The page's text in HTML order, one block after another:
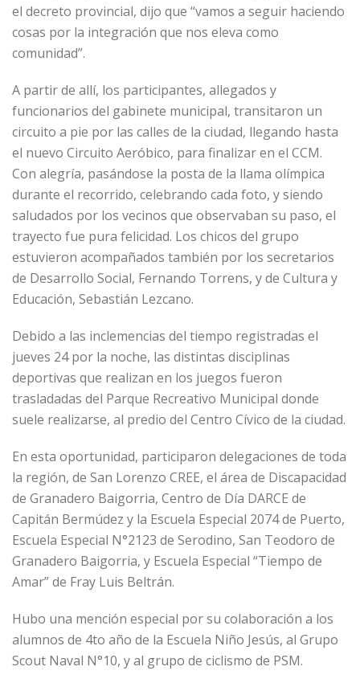
el decreto provincial, dijo que “vamos a seguir haciendo
cosas por la integración que nos eleva como
comunidad”.
A partir de allí, los participantes, allegados y
funcionarios del gabinete municipal, transitaron un
circuito a pie por las calles de la ciudad, llegando hasta
el nuevo Circuito Aeróbico, para finalizar en el CCM.
Con alegría, pasándose la posta de la llama olímpica
durante el recorrido, celebrando cada foto, y siendo
saludados por los vecinos que observaban su paso, el
trayecto fue pura felicidad. Los chicos del grupo
estuvieron acompañados también por los secretarios
de Desarrollo Social, Fernando Torrens, y de Cultura y
Educación, Sebastián Lezcano.
Debido a las inclemencias del tiempo registradas el
jueves 24 por la noche, las distintas disciplinas
deportivas que realizan en los juegos fueron
trasladadas del Parque Recreativo Municipal donde
suele realizarse, al predio del Centro Cívico de la ciudad.
En esta oportunidad, participaron delegaciones de toda
la región, de San Lorenzo CREE, el área de Discapacidad
de Granadero Baigorria, Centro de Día DARCE de
Capitán Bermúdez y la Escuela Especial 2074 de Puerto,
Escuela Especial N°2123 de Serodino, San Teodoro de
Granadero Baigorria, y Escuela Especial “Tiempo de
Amar” de Fray Luis Beltrán.
Hubo una mención especial por su colaboración a los
alumnos de 4to año de la Escuela Niño Jesús, al Grupo
Scout Naval N°10, y al grupo de ciclismo de PSM.